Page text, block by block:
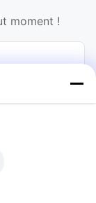
moment !